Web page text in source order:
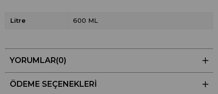
Litre 600 ML
YORUMLAR(0)
ÖDEME SEÇENEKLERI